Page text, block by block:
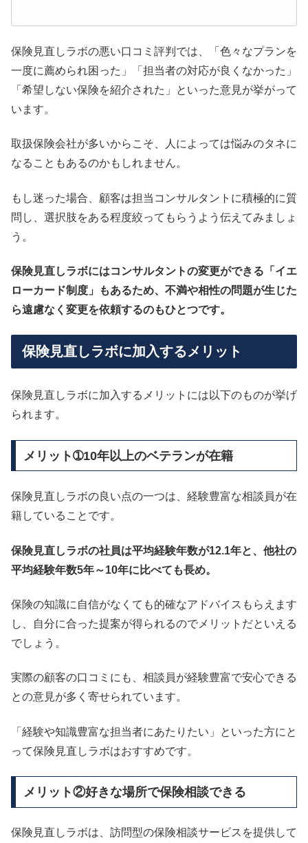
保険見直しラボの悪い口コミ評判では、「色々なプランを
一度に薦められ困った」「担当者の対応が良くなかった」
「希望しない保険を紹介された」といった意見が挙がって
います。
取扱保険会社が多いからこそ、人によっては悩みのタネに
なることもあるのかもしれません。
もし迷った場合、顧客は担当コンサルタントに積極的に質
問し、選択肢をある程度絞ってもらうよう伝えてみましょ
う。
保険見直しラボにはコンサルタントの変更ができる「イエ
ローカード制度」もあるため、不満や相性の問題が生じた
ら遠慮なく変更を依頼するのもひとつです。
保険見直しラボに加入するメリット
保険見直しラボに加入するメリットには以下のものが挙げ
られます。
メリット➀10年以上のベテランが在籍
保険見直しラボの良い点の一つは、経験豊富な相談員が在
籍していることです。
保険見直しラボの社員は平均経験年数が12.1年と、他社の
平均経験年数5年～10年に比べても長め。
保険の知識に自信がなくても的確なアドバイスもらえます
し、自分に合った提案が得られるのでメリットだといえる
でしょう。
実際の顧客の口コミにも、相談員が経験豊富で安心できる
との意見が多く寄せられています。
「経験や知識豊富な担当者にあたりたい」といった方にと
って保険見直しラボはおすすめです。
メリット②好きな場所で保険相談できる
保険見直しラボは、訪問型の保険相談サービスを提供して